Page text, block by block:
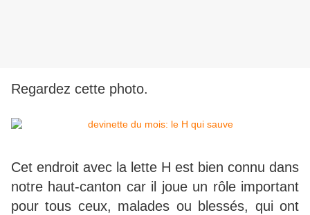
Regardez cette photo.
Cet endroit avec la lette H est bien connu dans
notre haut-canton car il joue un rôle important
pour tous ceux, malades ou blessés, qui ont